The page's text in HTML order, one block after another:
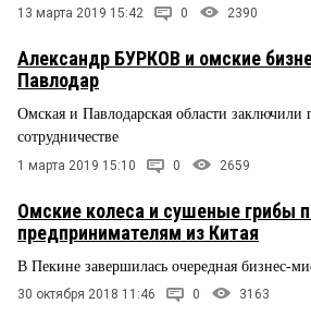
13 марта 2019 15:42 0 2390
Александр БУРКОВ и омские
Павлодар
Омская и Павлодарская области заключили
сотрудничестве
1 марта 2019 15:10 0 2659
Омские колеса и сушеные грибы
предпринимателям из Китая
В Пекине завершилась очередная бизнес-
30 октября 2018 11:46 0 3163